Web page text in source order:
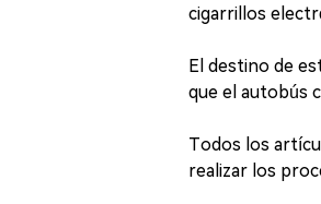
cigarrillos
El destino de
que el autobús
Todos los
realizar los